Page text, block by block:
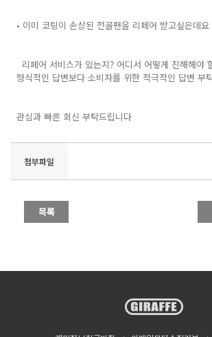
• 이미 코팅이 손상된 전골팬을 리페어 받고싶은데요
리페어 서비스가 있는지? 어디서 어떻게 진해해야
형식적인 답변보다 소비자를 위한 적극적인 답변 부
관심과 빠른 회신 부탁드립니다
첨부파일